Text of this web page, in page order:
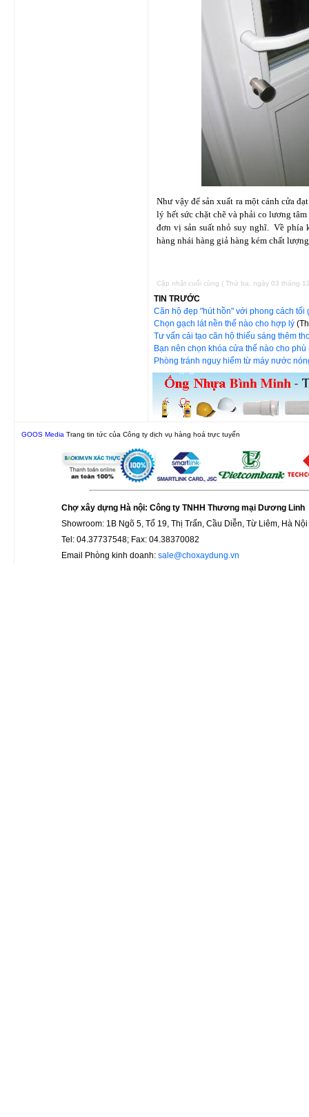
Như vậy để sản xuất ra một cánh cửa
lý hết sức chặt chẽ và phải co lương
đơn vị sản suất nhỏ suy nghĩ. Về phía
hàng nhái hàng giả hàng kém chất
Cập nhật cuối cùng ( Thứ ba, ngày 03 tháng
TIN TRƯỚC
Căn hộ đẹp "hút hồn" với phong cách tối
Chọn gạch lát nền thế nào cho hợp lý
Tư vấn cải tạo căn hộ thiếu sáng thêm
Bạn nên chọn khóa cửa thế nào cho
Phòng tránh nguy hiểm từ máy nước
GOOS Media Trang tin tức của Công ty dịch vụ hàng hoá trực tuyến
Chợ xây dựng Hà nội: Công ty TNHH Thương mại Dương Linh
Showroom: 1B Ngõ 5, Tổ 19, Thị Trấn, Cầu Diễn, Từ Liêm, Hà Nội
Tel: 04.37737548; Fax: 04.38370082
Email Phòng kinh doanh: sale@choxaydung.vn